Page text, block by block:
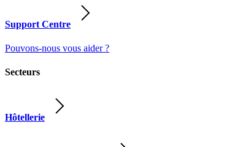
Support Centre
Pouvons-nous vous aider ?
Secteurs
Hôtellerie